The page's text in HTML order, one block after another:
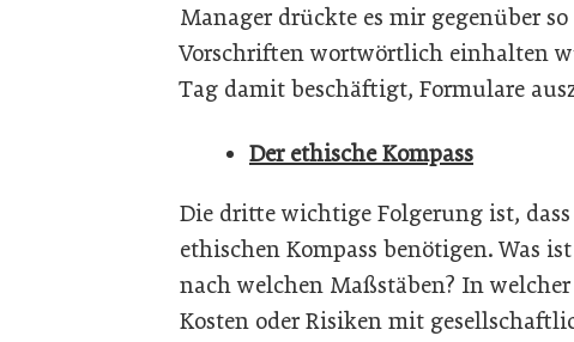
Manager drückte es mir gegenüber
Vorschriften wortwörtlich einhalten
Tag damit beschäftigt, Formulare
Der ethische Kompass
Die dritte wichtige Folgerung ist,
ethischen Kompass benötigen. Was
nach welchen Maßstäben? In
Kosten oder Risiken mit